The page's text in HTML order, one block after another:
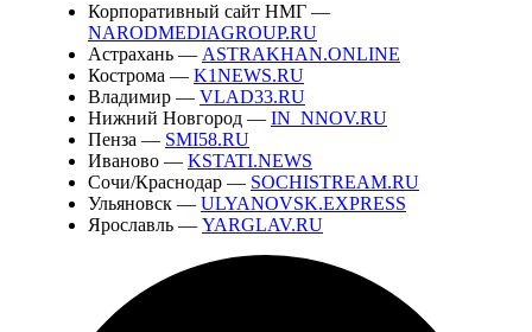
Корпоративный сайт НМГ —
NARODMEDIAGROUP.RU
Астрахань — ASTRAKHAN.ONLINE
Кострома — K1NEWS.RU
Владимир — VLAD33.RU
Нижний Новгород — IN_NNOV.RU
Пенза — SMI58.RU
Иваново — KSTATI.NEWS
Сочи/Краснодар — SOCHISTREAM.RU
Ульяновск — ULYANOVSK.EXPRESS
Ярославль — YARGLAV.RU